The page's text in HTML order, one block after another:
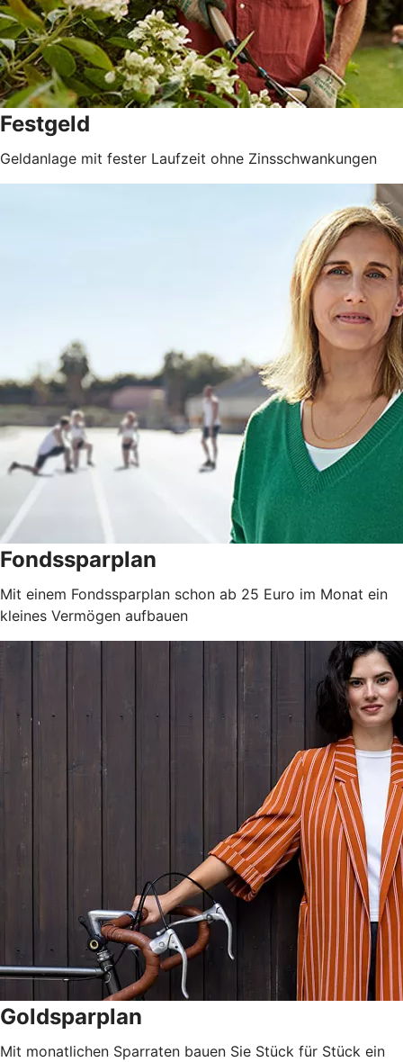
Festgeld
Geldanlage mit fester Laufzeit ohne Zinsschwankungen
Fondssparplan
Mit einem Fondssparplan schon ab 25 Euro im Monat ein
kleines Vermögen aufbauen
Goldsparplan
Mit monatlichen Sparraten bauen Sie Stück für Stück ein